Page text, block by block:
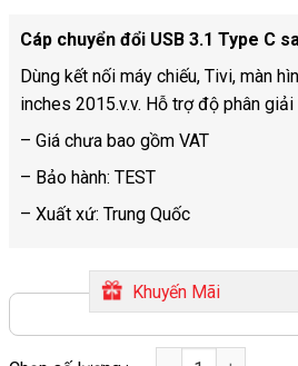
Cáp chuyển đổi USB 3.1 Type C
Dùng kết nối máy chiếu, Tivi, màn
inches 2015.v.v. Hỗ trợ độ phân
– Giá chưa bao gồm VAT
– Bảo hành: TEST
– Xuất xứ: Trung Quốc
Khuyến Mãi